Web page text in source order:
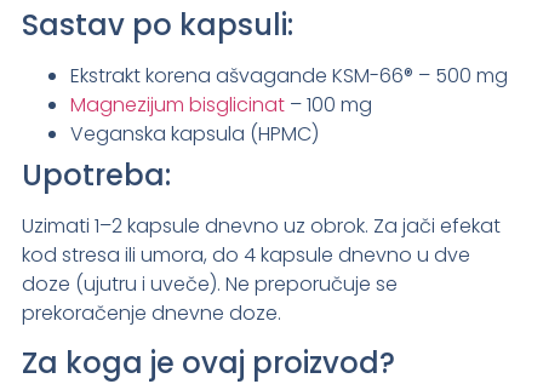
Sastav po kapsuli:
Ekstrakt korena ašvagande KSM-66® – 500 mg
Magnezijum bisglicinat– 100 mg
Veganska kapsula (HPMC)
Upotreba:
Uzimati 1–2 kapsule dnevno uz obrok. Za jači efekat
kod stresa ili umora, do 4 kapsule dnevno u dve
doze (ujutru i uveče). Ne preporučuje se
prekoračenje dnevne doze.
Za koga je ovaj proizvod?